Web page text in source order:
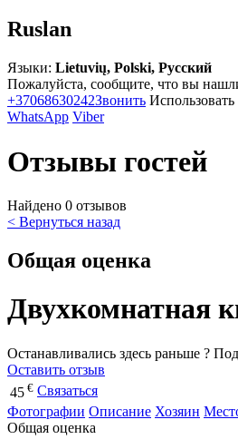
Ruslan
Языки: Lietuvių, Polski, Русский
Пожалуйста, сообщите, что вы
+37068630242Звонить
WhatsApp Viber
Отзывы гостей
Найдено 0 отзывов
< Вернуться назад
Общая оценка
Двухкомнатная
Останавливались здесь раньше ?
Оставить отзыв
45 € Связаться
Фотографии Описание Хозяин
Общая оценка